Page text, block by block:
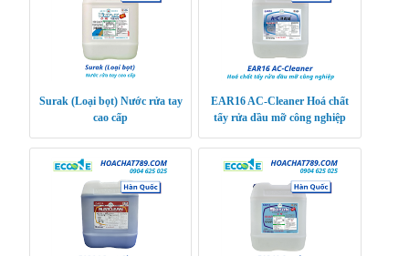
Surak (Loại bọt) Nước rửa tay
cao cấp
EAR16 AC-Cleaner Hoá chất
tẩy rửa dầu mỡ công nghiệp